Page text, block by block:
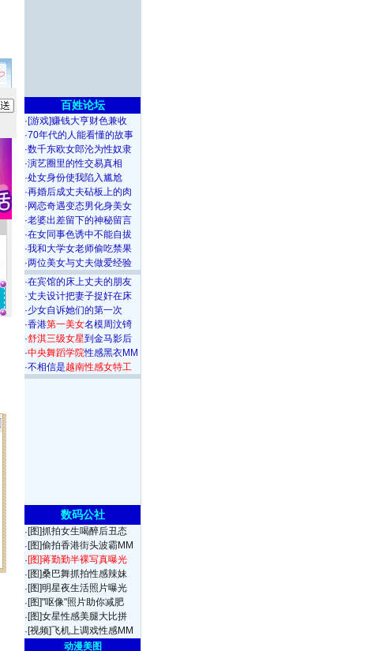
百姓论坛
· [游戏]赚钱大亨财色兼收
·70年代的人能看懂的故事
·数千东欧女郎沦为性奴隶
·演艺圈里的性交易真相
·处女身份使我陷入尴尬
·再婚后成丈夫砧板上的肉
· 网恋奇遇变态男化身美女
·老婆出差留下的神秘留言
·在女同事色诱中不能自拔
·我和大学女老师偷吃禁果
·两位美女与丈夫做爱经验
·在宾馆的床上丈夫的朋友
·丈夫设计把妻子捉奸在床
·少女自诉她们的第一次
·香港第一美女名模周汶锜
·舒淇三级女星到金马影后
·中央舞蹈学院性感黑衣MM
·不相信是越南性感女特工
数码公社
· [图]抓拍女生喝醉后丑态
· [图]偷拍香港街头波霸MM
·[图]蒋勤勤半裸写真曝光
· [图]桑巴舞抓拍性感辣妹
· [图]明星夜生活照片曝光
· [图]"呕像"照片助你减肥
· [图]女星性感美腿大比拼
· [视频]飞机上调戏性感MM
动漫美图